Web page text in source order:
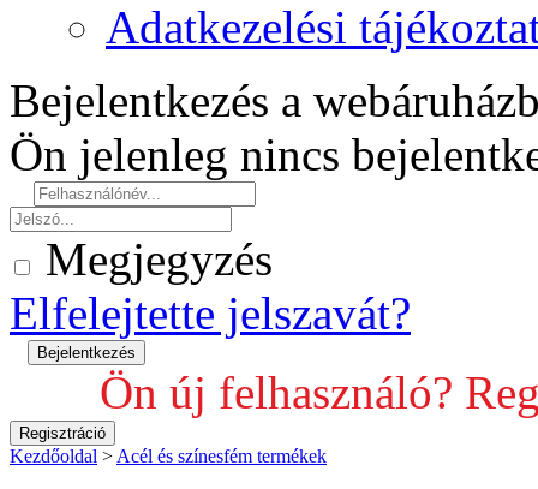
Adatkezelési
Bejelentkezés a
Ön jelenleg nincs
Megjegyzés
Elfelejtette jelszavát?
Ön új felhasználó?
Kezdőoldal > Acél és színesfém termékek